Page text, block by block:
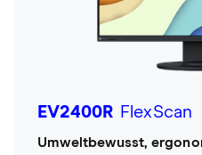
EV2400R FlexScan
Umweltbewusst,